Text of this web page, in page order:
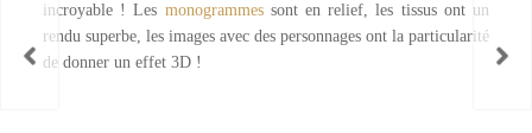
incroyable ! Les monogrammessont en relief, les tissus ont un
rendu superbe, les images avec des personnages ont la particularité
de donner un effet 3D !